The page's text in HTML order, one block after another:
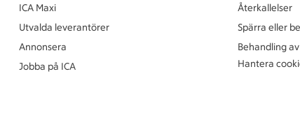
ICA Maxi
Utvalda leverantörer
Annonsera
Jobba på ICA
Återkallelser
Spärra eller
Behandling
Hantera